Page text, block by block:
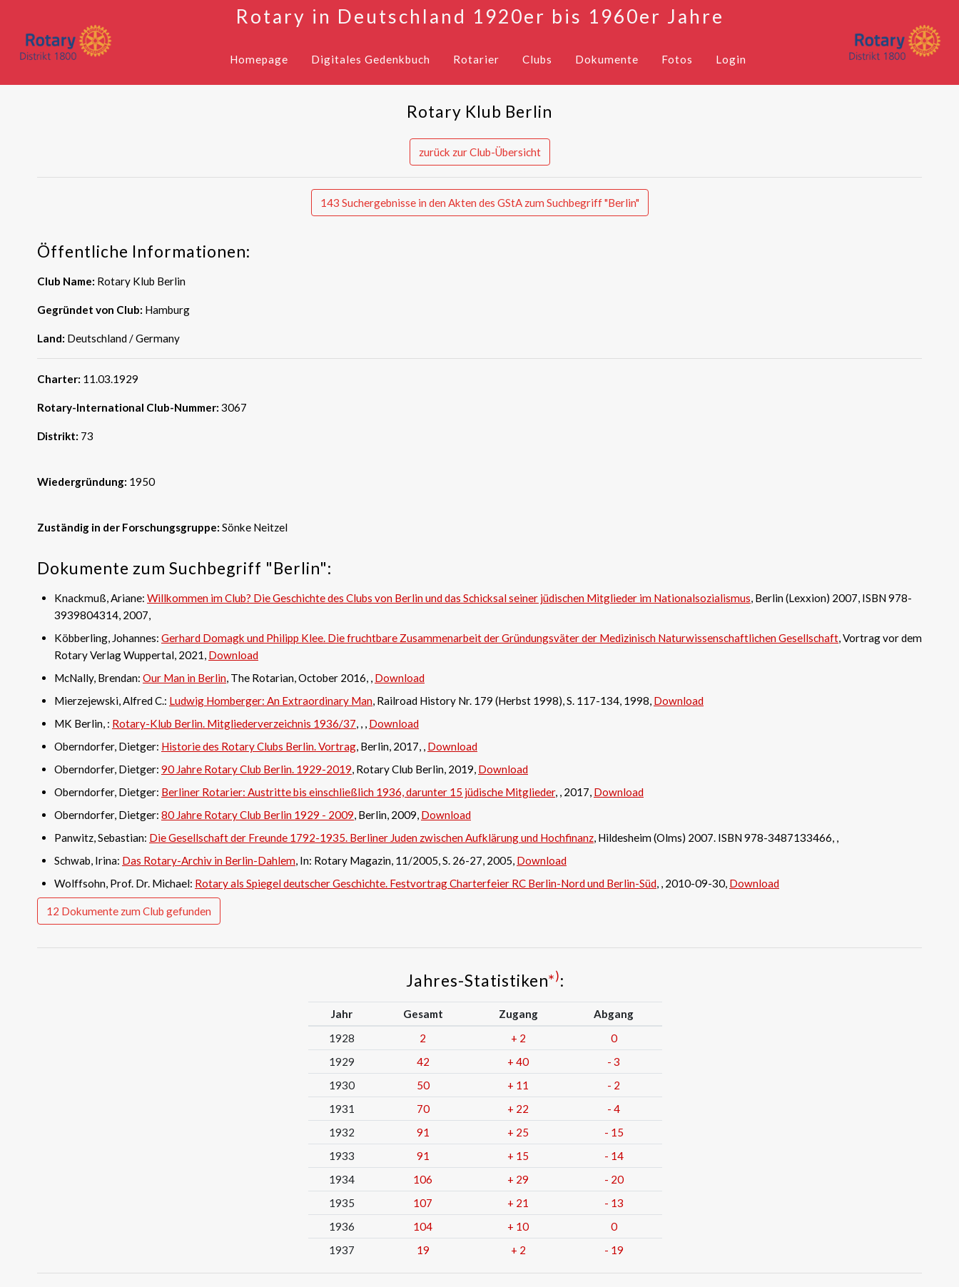
Rotary in Deutschland 1920er bis 1960er Jahre
Homepage Digitales Gedenkbuch Rotarier Clubs Dokumente Fotos Login
Rotary Klub Berlin
zurück zur Club-Übersicht
143 Suchergebnisse in den Akten des GStA zum Suchbegriff "Berlin"
Öffentliche Informationen:
Club Name: Rotary Klub Berlin
Gegründet von Club: Hamburg
Land: Deutschland / Germany
Charter: 11.03.1929
Rotary-International Club-Nummer: 3067
Distrikt: 73
Wiedergründung: 1950
Zuständig in der Forschungsgruppe: Sönke Neitzel
Dokumente zum Suchbegriff "Berlin":
Knackmuß, Ariane: Willkommen im Club? Die Geschichte des Clubs von Berlin und das Schicksal seiner jüdischen Mitglieder im Nationalsozialismus, Berlin (Lexxion) 2007, ISBN 978-
3939804314, 2007,
Köbberling, Johannes: Gerhard Domagk und Philipp Klee. Die fruchtbare Zusammenarbeit der Gründungsväter der Medizinisch Naturwissenschaftlichen Gesellschaft, Vortrag vor dem
Rotary Verlag Wuppertal, 2021, Download
McNally, Brendan: Our Man in Berlin, The Rotarian, October 2016, , Download
Mierzejewski, Alfred C.: Ludwig Homberger: An Extraordinary Man, Railroad History Nr. 179 (Herbst 1998), S. 117-134, 1998, Download
MK Berlin, : Rotary-Klub Berlin. Mitgliederverzeichnis 1936/37, , , Download
Oberndorfer, Dietger: Historie des Rotary Clubs Berlin. Vortrag, Berlin, 2017, , Download
Oberndorfer, Dietger: 90 Jahre Rotary Club Berlin. 1929-2019, Rotary Club Berlin, 2019, Download
Oberndorfer, Dietger: Berliner Rotarier: Austritte bis einschließlich 1936, darunter 15 jüdische Mitglieder, , 2017, Download
Oberndorfer, Dietger: 80 Jahre Rotary Club Berlin 1929 - 2009, Berlin, 2009, Download
Panwitz, Sebastian: Die Gesellschaft der Freunde 1792-1935. Berliner Juden zwischen Aufklärung und Hochfinanz, Hildesheim (Olms) 2007. ISBN 978-3487133466, ,
Schwab, Irina: Das Rotary-Archiv in Berlin-Dahlem, In: Rotary Magazin, 11/2005, S. 26-27, 2005, Download
Wolffsohn, Prof. Dr. Michael: Rotary als Spiegel deutscher Geschichte. Festvortrag Charterfeier RC Berlin-Nord und Berlin-Süd, , 2010-09-30, Download
12 Dokumente zum Club gefunden
Jahres-Statistiken*):
Jahr Gesamt Zugang
Abgang
1928
2 + 2
0
1929
42 + 40 - 3
1930
50 + 11 - 2
1931
70 + 22 - 4
1932
91 + 25 - 15
1933
91 + 15 - 14
1934
106 + 29 - 20
1935
107 + 21 - 13
1936
104 + 10
0
1937
19 + 2 - 19